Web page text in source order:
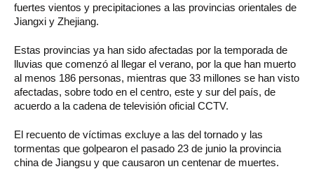
fuertes vientos y precipitaciones a las provincias orientales de
Jiangxi y Zhejiang.
Estas provincias ya han sido afectadas por la temporada de
lluvias que comenzó al llegar el verano, por la que han muerto
al menos 186 personas, mientras que 33 millones se han visto
afectadas, sobre todo en el centro, este y sur del país, de
acuerdo a la cadena de televisión oficial CCTV.
El recuento de víctimas excluye a las del tornado y las
tormentas que golpearon el pasado 23 de junio la provincia
china de Jiangsu y que causaron un centenar de muertes.